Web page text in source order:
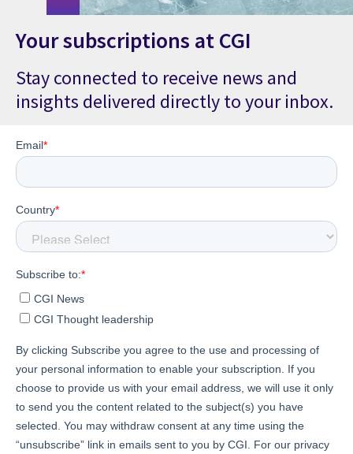
Your subscriptions at CGI
Stay connected to receive news and
insights delivered directly to your inbox.